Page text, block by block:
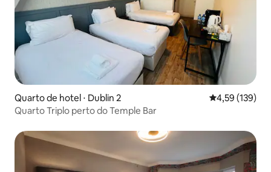
Quarto de hotel ⋅ Dublin 2 4,59 de uma
4,59 (139)
Quarto Triplo perto do Temple Bar